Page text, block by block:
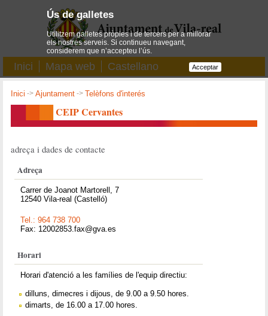
Inici Mapa web Castellano
Inici ->Ajuntament ->Telèfons d'interés
CEIP Cervantes
adreça i dades de contacte
Adreça
Carrer de Joanot Martorell, 7
12540 Vila-real (Castelló)
Tel.: 964 738 700
Fax: 12002853.fax@gva.es
Horari
Horari d'atenció a les famílies de l'equip directiu:
dilluns, dimecres i dijous, de 9.00 a 9.50 hores.
dimarts, de 16.00 a 17.00 hores.
Ús de galletes
Utilitzem galletes pròpies i de tercers per a millorar
els nostres serveis. Si continueu navegant,
considerem que n’accepteu l’ús.
Acceptar